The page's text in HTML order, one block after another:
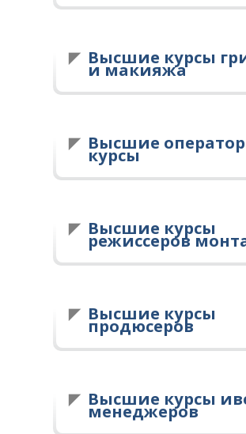
Высшие курсы
и макияжа
Высшие
курсы
Высшие курсы
режиссеров
Высшие курсы
продюсеров
Высшие курсы
менеджеров